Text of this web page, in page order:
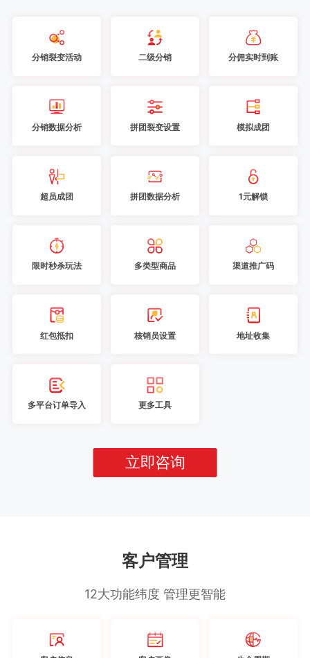
分销裂变活动 二级分销 分佣实时到账
分销数据分析 拼团裂变设置 模拟成团
超员成团 拼团数据分析 1元解锁
限时秒杀玩法 多类型商品 渠道推广码
红包抵扣 核销员设置 地址收集
多平台订单导入 更多工具
立即咨询
客户管理
12大功能纬度 管理更智能